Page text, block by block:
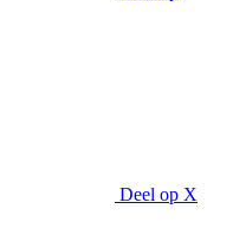
Deel op X